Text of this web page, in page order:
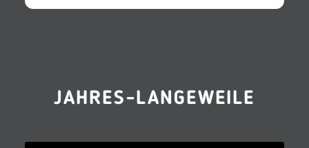
JAHRES-LANGEWEILE